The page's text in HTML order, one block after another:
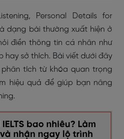
Personal Details for
là dạng bài thường xuất hiện ở
điền thông tin cá nhân như
hay sở thích. Bài viết dưới đây
tích từ khóa quan trọng
hiệu quả để giúp bạn nâng
bao nhiêu? Làm
nhận ngay lộ trình